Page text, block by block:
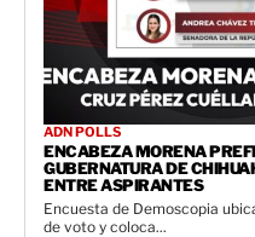
ADN POLLS
ENCABEZA MORENA
GUBERNATURA DE
ENTRE ASPIRANTES
Encuesta de Demoscopia
de voto y coloca...